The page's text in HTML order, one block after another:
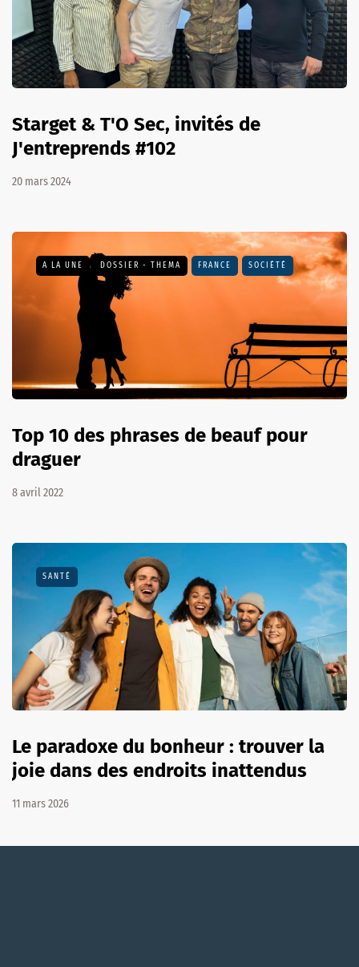
Starget & T'O Sec, invités de
J'entreprends #102
20 mars 2024
A LA UNE DOSSIER - THEMA FRANCE SOCIÉTÉ
Top 10 des phrases de beauf pour
draguer
8 avril 2022
SANTÉ
Le paradoxe du bonheur : trouver la
joie dans des endroits inattendus
11 mars 2026